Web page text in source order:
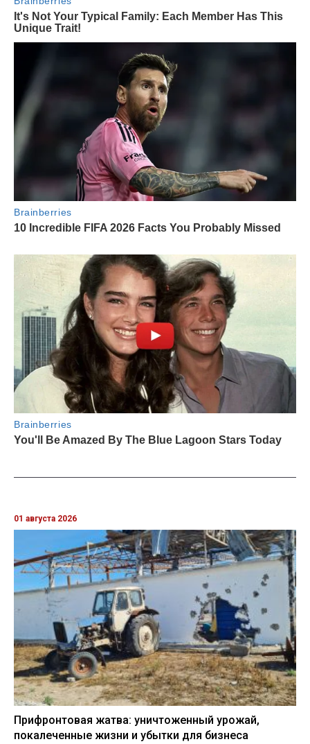
01 августа 2026
Прифронтовая жатва: уничтоженный урожай,
покалеченные жизни и убытки для бизнеса